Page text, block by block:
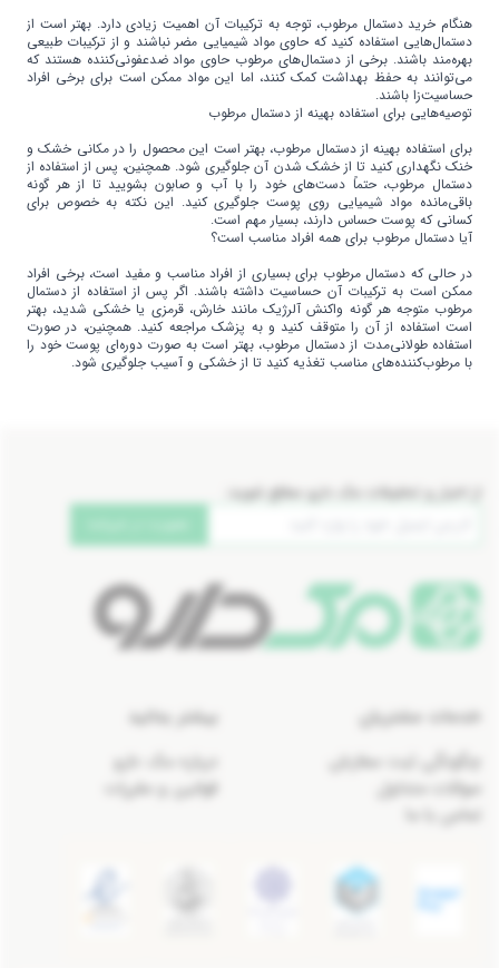
هنگام خرید دستمال مرطوب، توجه به ترکیبات آن اهمیت زیادی دارد. بهتر است از
دستمال‌هایی استفاده کنید که حاوی مواد شیمیایی مضر نباشند و از ترکیبات طبیعی
بهره‌مند باشند. برخی از دستمال‌های مرطوب حاوی مواد ضدعفونی‌کننده هستند که
می‌توانند به حفظ بهداشت کمک کنند، اما این مواد ممکن است برای برخی افراد
حساسیت‌زا باشند.
توصیه‌هایی برای استفاده بهینه از دستمال مرطوب
برای استفاده بهینه از دستمال مرطوب، بهتر است این محصول را در مکانی خشک و
خنک نگهداری کنید تا از خشک شدن آن جلوگیری شود. همچنین، پس از استفاده از
دستمال مرطوب، حتماً دست‌های خود را با آب و صابون بشویید تا از هر گونه
باقی‌مانده مواد شیمیایی روی پوست جلوگیری کنید. این نکته به خصوص برای
کسانی که پوست حساس دارند، بسیار مهم است.
آیا دستمال مرطوب برای همه افراد مناسب است؟
در حالی که دستمال مرطوب برای بسیاری از افراد مناسب و مفید است، برخی افراد
ممکن است به ترکیبات آن حساسیت داشته باشند. اگر پس از استفاده از دستمال
مرطوب متوجه هر گونه واکنش آلرژیک مانند خارش، قرمزی یا خشکی شدید، بهتر
است استفاده از آن را متوقف کنید و به پزشک مراجعه کنید. همچنین، در صورت
استفاده طولانی‌مدت از دستمال مرطوب، بهتر است به صورت دوره‌ای پوست خود را
با مرطوب‌کننده‌های مناسب تغذیه کنید تا از خشکی و آسیب جلوگیری شود.
از اخبار و تخفیفات مک دارو مطلع شوید:
خدمات مشتریان
چگونگی ثبت سفارش
سوالات متداول
تماس با ما
بیشتر بدانید
درباره مک دارو
قوانین و مقررات